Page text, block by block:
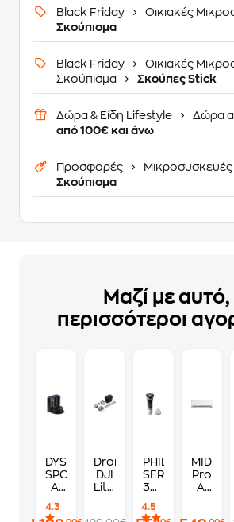
Black Friday
Οικιακές
Σκούπισμα
Black Friday
Οικιακές
Σκούπισμα
Σκούπες Stick
Δώρα & Είδη Lifestyle
Δώρα
από 100€ και άνω
Προσφορές
Μικροσυσκευές
Σκούπισμα
Μαζί με αυτό,
περισσότεροι
DYSON
SPOT+SCRUB
AI
A
4.3
Drone
DJI
Lito
PHILIPS
SERIES
3000X
Ξυριστική
4.5
MIDEA
Pro
AI